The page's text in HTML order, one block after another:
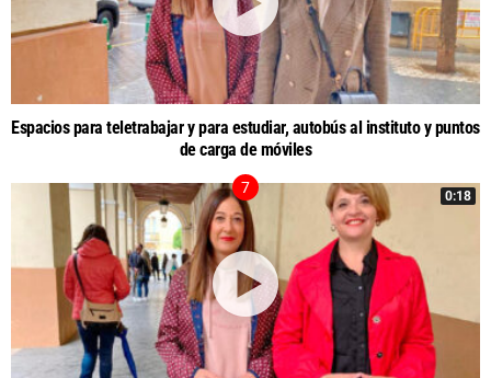
Espacios para teletrabajar y para estudiar, autobús al instituto y puntos
de carga de móviles
0:18